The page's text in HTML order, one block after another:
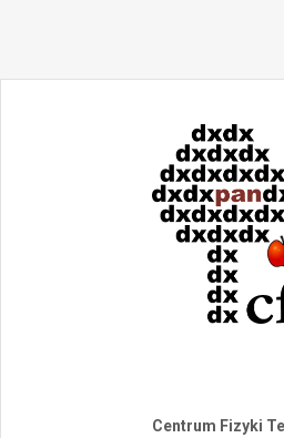
Centrum Fizyki